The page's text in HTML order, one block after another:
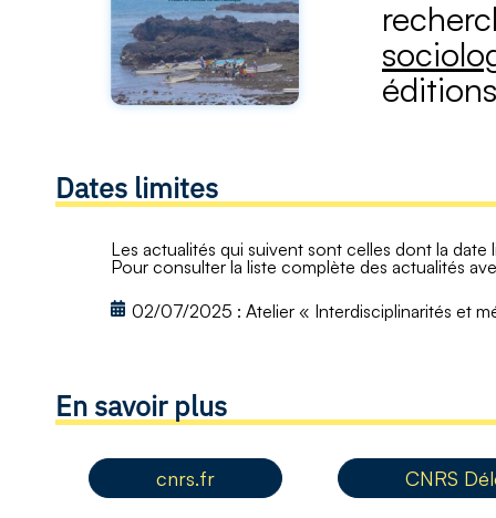
Dates limites
Les actualités qui suivent sont celles dont la date
Pour consulter la liste complète des actualités
02/07/2025 : Atelier « Interdisciplinarités et
En savoir plus
cnrs.fr CNRS